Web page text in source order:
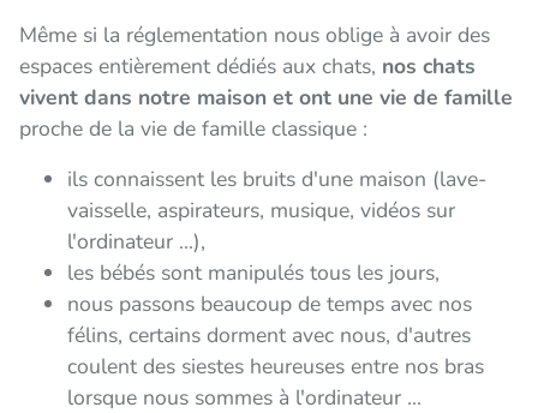
Même si la réglementation nous oblige à avoir des
espaces entièrement dédiés aux chats, nos chats
vivent dans notre maison et ont une vie de famille
proche de la vie de famille classique :
ils connaissent les bruits d'une maison (lave-
vaisselle, aspirateurs, musique, vidéos sur
l'ordinateur ...),
les bébés sont manipulés tous les jours,
nous passons beaucoup de temps avec nos
félins, certains dorment avec nous, d'autres
coulent des siestes heureuses entre nos bras
lorsque nous sommes à l'ordinateur ...